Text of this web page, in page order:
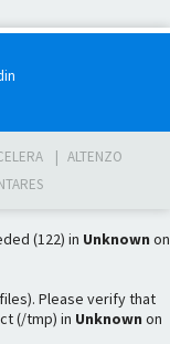
ALTENZO
(122) in Unknown on
Please verify that
(/tmp) in Unknown on